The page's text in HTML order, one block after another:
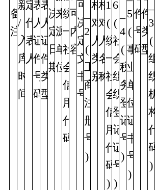
备
注
新
/
入
库
时
间
定
代
表
人
表
人
证
件
号
码
表
人
证
件
类
型
决
定
日
期
来
源
单
位
统
一
社
会
信
用
代
码
可
内
容
可
决
定
文
书
号
2
(
工
商
注
册
号
)
相
对
人
类
别
相
对
人
名
称
1
(
统
一
社
会
信
用
代
码
)
6
(
社
会
组
织
登
记
证
号
)
4
(
税
务
登
记
号
)
5
(
事
业
单
位
证
书
号
)
件
号
码
件
类
型
3
(
组
织
机
构
代
码
)